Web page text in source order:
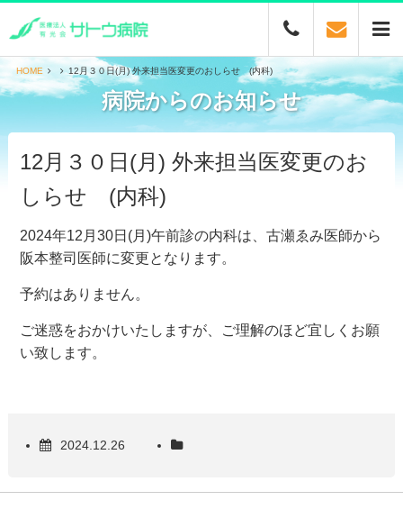
HOME 12月３０日(月) 外来担当医変更のおしらせ (内科)
病院からのお知らせ
12月３０日(月) 外来担当医変更のお
しらせ (内科)
2024年12月30日(月)午前診の内科は、古瀬ゑみ医師から
阪本整司医師に変更となります。
予約はありません。
ご迷惑をおかけいたしますが、ご理解のほど宜しくお願
い致します。
2024.12.26